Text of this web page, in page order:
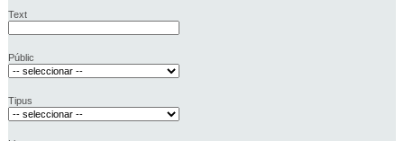
Text
Públic
Tipus